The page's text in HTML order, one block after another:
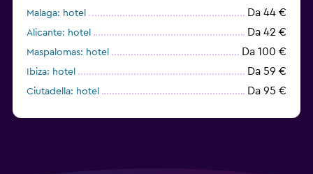
Malaga: hotel Da 44 €
Alicante: hotel Da 42 €
Maspalomas: hotel Da 100 €
Ibiza: hotel Da 59 €
Ciutadella: hotel Da 95 €